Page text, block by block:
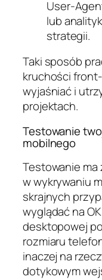
User-
lub
strategii.
Taki sposób
kruchości
wyjaśniać i
projektach.
Testowanie
mobilnego
Testowanie ma
w wykrywaniu
skrajnych
wyglądać na
desktopowej
rozmiaru
inaczej na
dotykowym